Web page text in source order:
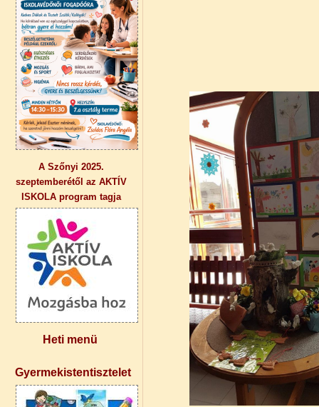
A Szőnyi 2025.
szeptemberétől az AKTÍV
ISKOLA program tagja
Heti menü
Gyermekistentisztelet